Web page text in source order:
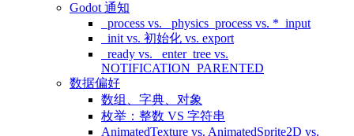
Godot 通知
_process vs. _physics_process vs. *_input
_init vs. 初始化 vs. export
_ready vs. _enter_tree vs.
NOTIFICATION_PARENTED
数据偏好
数组、字典、对象
枚举：整数 VS 字符串
AnimatedTexture vs. AnimatedSprite2D vs.